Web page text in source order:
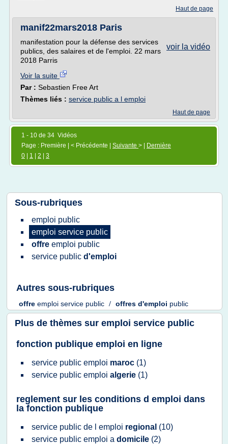
Haut de page
manif22mars2018 Paris
voir la vidéo
manifestation pour la défense des services
publics, des salaires et de l'emploi. 22 mars
2018 Parris
Voir la suite
Par : Sebastien Free Art
Thèmes liés : service public a l emploi
Haut de page
1 - 10 de 34 Vidéos
Page : Première | < Précédente | Suivante > |
Dernière
0
1 2 3
Sous-rubriques
emploi public
emploi service public
offre emploi public
service public d'emploi
Autres sous-rubriques
offre emploi service public / offres d'emploi public
Plus de thèmes sur emploi service public
fonction publique emploi en ligne
service public emploi maroc (1)
service public emploi algerie (1)
reglement sur les conditions d emploi dans
la fonction publique
service public de l emploi regional (10)
service public emploi a domicile (2)